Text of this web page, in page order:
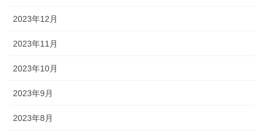
2023年12月
2023年11月
2023年10月
2023年9月
2023年8月